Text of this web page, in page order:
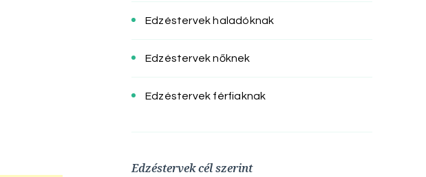
Edzéstervek haladóknak
Edzéstervek nőknek
Edzéstervek férfiaknak
Edzéstervek cél szerint